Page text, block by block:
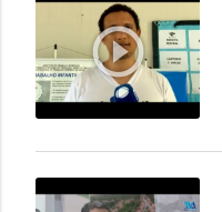
play_circle_outline